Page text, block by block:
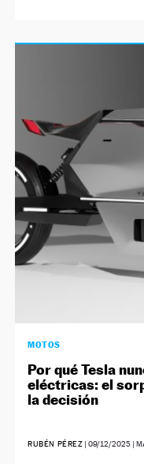
MOTOS
Por qué Tesla
eléctricas: el
la decisión
RUBÉN PÉREZ |09/12/2025 |